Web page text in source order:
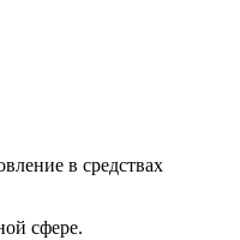
в средствах
сфере.